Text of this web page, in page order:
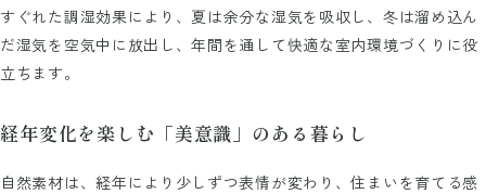
すぐれた調湿効果により、夏は余分な湿気を吸収し、冬は溜め込ん
だ湿気を空気中に放出し、年間を通して快適な室内環境づくりに役
立ちます。
経年変化を楽しむ「美意識」のある暮らし
自然素材は、経年により少しずつ表情が変わり、住まいを育てる感